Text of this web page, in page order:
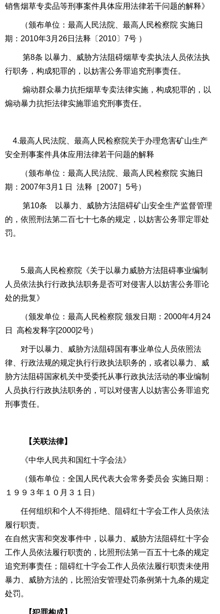
销售烟草专卖品等刑事案件具体应用法律若干问题的解释》
（颁布单位：最高人民法院、最高人民检察院 实施日
期： 2010年3月 26日法释〔 2010〕 7号 ）
第8条 以暴力、威胁方法阻碍烟草专卖执法人员依法执
行职务，构成犯罪的，以妨害公务罪追究刑事责任。
煽动群众暴力抗拒烟草专卖法律实施，构成犯罪的，以
煽动暴力抗拒法律实施罪追究刑事责任。
4.最高人民法院、最高人民检察院关于办理危害矿山生产
安全刑事案件具体应用法律若干问题的解释
（颁布单位：最高人民法院、最高人民检察院 实施日
期： 2007年3月 1 日 法释［2007］ 5号）
第10条 以暴力、威胁方法阻碍矿山安全生产监督管理
的，依照刑法第二百七十七条的规定，以妨害公务罪定罪处
罚。
5.最高人民检察院《关于以暴力威胁方法阻碍事业编制
人员依法执行行政执法职务是否可对侵害人以妨害公务罪论
处的批复》
（颁发单位：最高人民检察院 颁发日期： 2000年4月 24
日
高检发释字[2000]2号）
对于以暴力、威胁方法阻碍国有事业单位人员依照法
律、行政法规的规定执行行政执法职务的，或者以暴力、威
胁方法阻碍国家机关中受委托从事行政执法活动的事业编制
人员执行行政执法职务的，可以对侵害人以妨害公务罪追究
刑事责任。
【关联法律】
《中华人民共和国红十字会法》
（颁布单位：全国人民代表大会常务委员会 实施日期：
１９９３年１０月３１日）
任何组织和个人不得拒绝、阻碍红十字会工作人员依法
履行职责。
在自然灾害和突发事件中，以暴力、威胁方法阻碍红十字会
工作人员依法履行职责的，比照刑法第一百五十七条的规定
追究刑事责任；阻碍红十字会工作人员依法履行职责未使用
暴力、威胁方法的，比照治安管理处罚条例第十九条的规定
处罚。
【犯罪构成】